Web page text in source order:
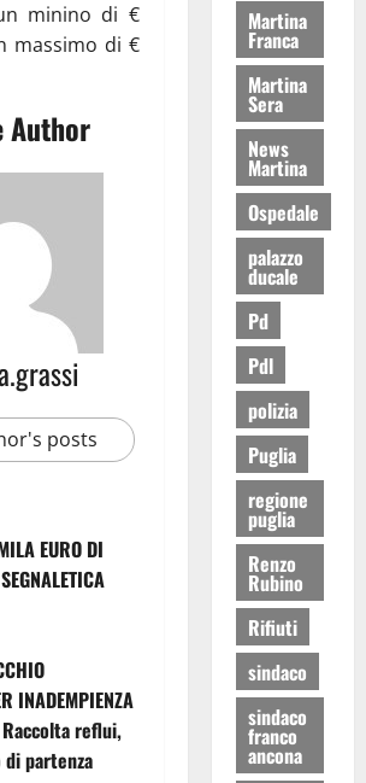
minino di €
massimo di €
Author
posts
EURO DI
INADEMPIENZA
Raccolta reflui,
partenza
Martina
Franca
Martina
Sera
News
Martina
Ospedale
palazzo
ducale
Pd
Pdl
polizia
Puglia
regione
puglia
Renzo
Rubino
Rifiuti
sindaco
sindaco
franco
ancona